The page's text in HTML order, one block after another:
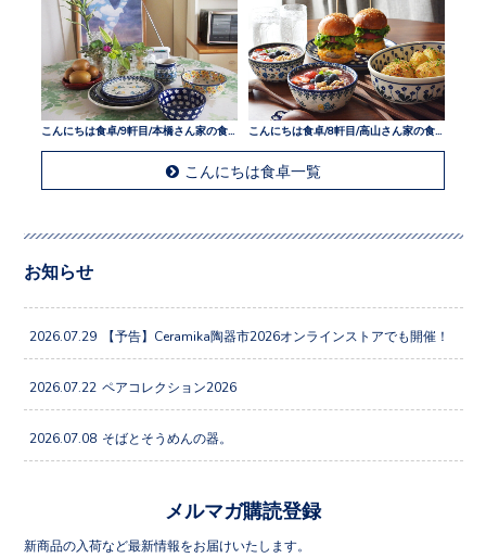
こんにちは食卓/9軒目/本橋さん家の食卓 こんにちは食卓/8軒目/高山さん家の食卓
こんにちは食卓一覧
お知らせ
2026.07.29 【予告】Ceramika陶器市2026オンラインストアでも開催！
2026.07.22 ペアコレクション2026
2026.07.08 そばとそうめんの器。
メルマガ購読登録
新商品の入荷など最新情報をお届けいたします。